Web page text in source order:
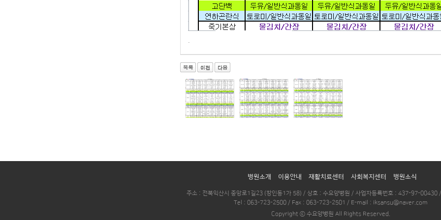
병원소개 이용안내 재활치료센터 사회복지센터 병원소식
주소 : 전북익산시 중앙로1길23 (창인동1가 58) / 상호 : 수요양병원 / 사업자등록번호 : 437-97-00430
Tel : 063-723-2500 / Fax : 063-723-2501 / E-mail : iksansu@naver.com
Copyright ⓒ 수요양병원 All Rights Reserved.